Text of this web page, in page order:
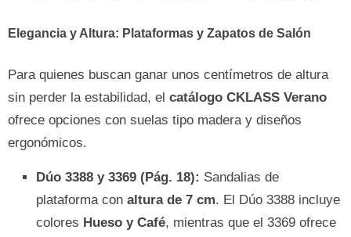
Elegancia y Altura: Plataformas y Zapatos de Salón
Para quienes buscan ganar unos centímetros de altura
sin perder la estabilidad, el catálogo CKLASS Verano
ofrece opciones con suelas tipo madera y diseños
ergonómicos.
Dúo 3388 y 3369 (Pág. 18): Sandalias de
plataforma con altura de 7 cm. El Dúo 3388 incluye
colores Hueso y Café, mientras que el 3369 ofrece